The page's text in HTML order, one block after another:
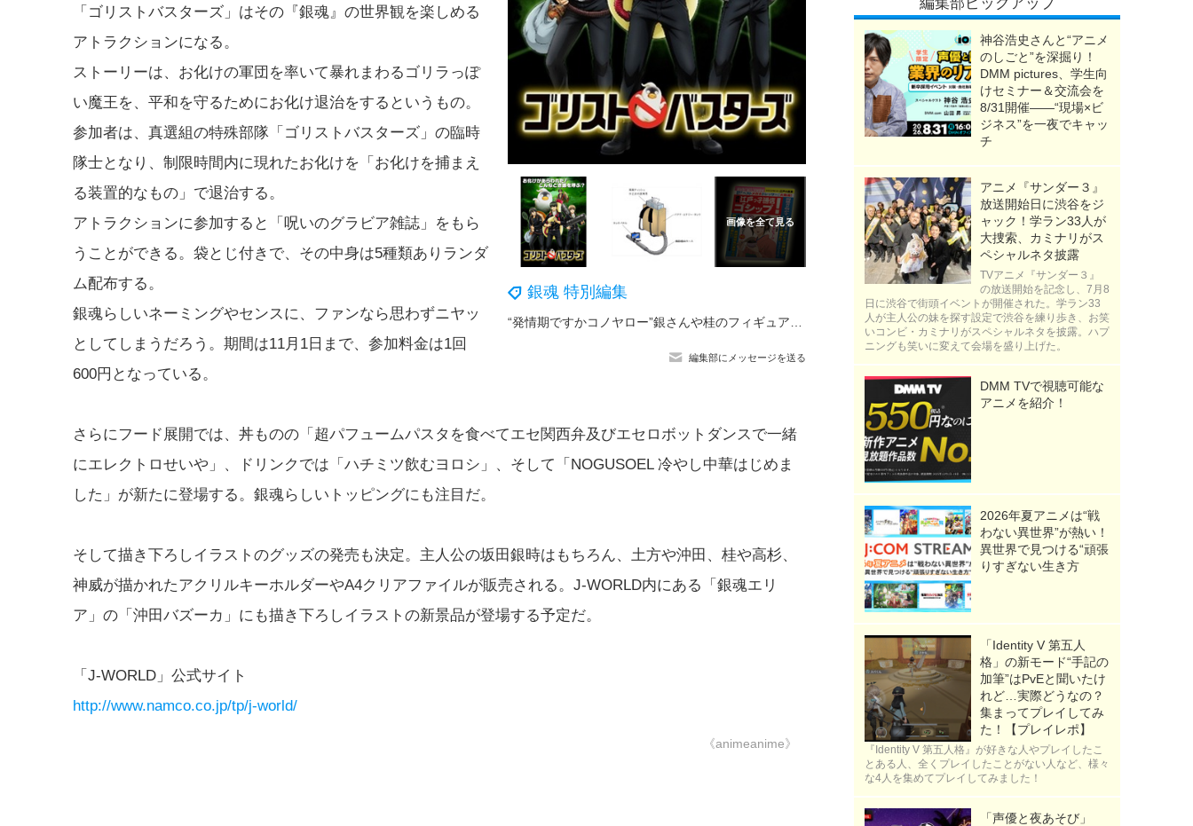
銀魂 特別編集
編集部にメッセージを送る
「ゴリストバスターズ」はその『銀魂』の世界観を楽しめる
アトラクションになる。
ストーリーは、お化けの軍団を率いて暴れまわるゴリラっぽ
い魔王を、平和を守るためにお化け退治をするというもの。
参加者は、真選組の特殊部隊「ゴリストバスターズ」の臨時
隊士となり、制限時間内に現れたお化けを「お化けを捕まえ
る装置的なもの」で退治する。
アトラクションに参加すると「呪いのグラビア雑誌」をもら
うことができる。袋とじ付きで、その中身は5種類ありランダ
ム配布する。
銀魂らしいネーミングやセンスに、ファンなら思わずニヤッ
としてしまうだろう。期間は11月1日まで、参加料金は1回
600円となっている。
さらにフード展開では、丼ものの「超パフュームパスタを食べてエセ関西弁及びエセロボットダンスで一緒
にエレクトロせいや」、ドリンクでは「ハチミツ飲むヨロシ」、そして「NOGUSOEL 冷やし中華はじめま
した」が新たに登場する。銀魂らしいトッピングにも注目だ。
そして描き下ろしイラストのグッズの発売も決定。主人公の坂田銀時はもちろん、土方や沖田、桂や高杉、
神威が描かれたアクリルキーホルダーやA4クリアファイルが販売される。J-WORLD内にある「銀魂エリ
ア」の「沖田バズーカ」にも描き下ろしイラストの新景品が登場する予定だ。
「J-WORLD」公式サイト
http://www.namco.co.jp/tp/j-world/
《animeanime》
神谷浩史さんと“アニメ
のしごと”を深掘り！
DMM pictures、学生向
けセミナー＆交流会を
8/31開催――“現場×ビ
ジネス”を一夜でキャッ
チ
アニメ『サンダー３』
放送開始日に渋谷をジ
ャック！学ラン33人が
大捜索、カミナリがス
ペシャルネタ披露
TVアニメ『サンダー３』
の放送開始を記念し、7月8
日に渋谷で街頭イベントが開催された。学ラン33
人が主人公の妹を探す設定で渋谷を練り歩き、お笑
いコンビ・カミナリがスペシャルネタを披露。ハプ
ニングも笑いに変えて会場を盛り上げた。
DMM TVで視聴可能な
アニメを紹介！
2026年夏アニメは“戦
わない異世界”が熱い！
異世界で見つける“頑張
りすぎない生き方
「Identity V 第五人
格」の新モード“手記の
加筆”はPvEと聞いたけ
れど…実際どうなの？
集まってプレイしてみ
た！【プレイレポ】
『Identity V 第五人格』が好きな人やプレイしたこ
とある人、全くプレイしたことがない人など、様々
な4人を集めてプレイしてみました！
「声優と夜あそび」